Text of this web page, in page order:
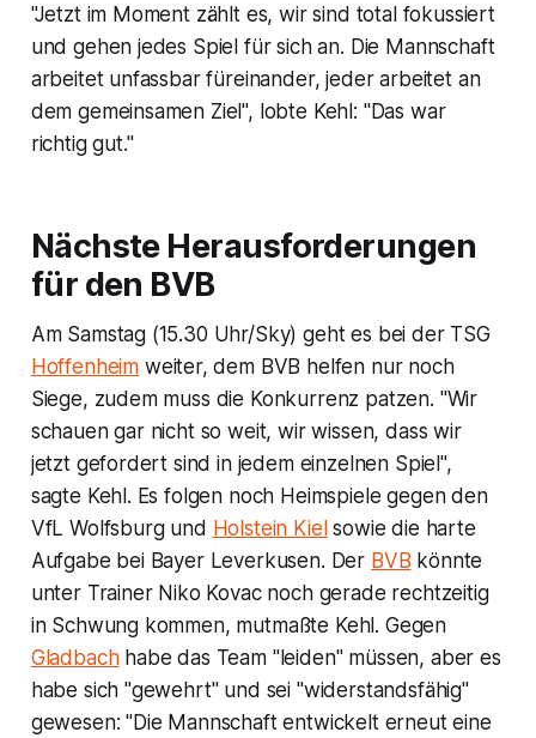
"Jetzt im Moment zählt es, wir sind total fokussiert
und gehen jedes Spiel für sich an. Die Mannschaft
arbeitet unfassbar füreinander, jeder arbeitet an
dem gemeinsamen Ziel", lobte Kehl: "Das war
richtig gut."
Nächste Herausforderungen
für den BVB
Am Samstag (15.30 Uhr/Sky) geht es bei der TSG
Hoffenheim weiter, dem BVB helfen nur noch
Siege, zudem muss die Konkurrenz patzen. "Wir
schauen gar nicht so weit, wir wissen, dass wir
jetzt gefordert sind in jedem einzelnen Spiel",
sagte Kehl. Es folgen noch Heimspiele gegen den
VfL Wolfsburg und Holstein Kielsowie die harte
Aufgabe bei Bayer Leverkusen. Der BVB könnte
unter Trainer Niko Kovac noch gerade rechtzeitig
in Schwung kommen, mutmaßte Kehl. Gegen
Gladbachhabe das Team "leiden" müssen, aber es
habe sich "gewehrt" und sei "widerstandsfähig"
gewesen: "Die Mannschaft entwickelt erneut eine